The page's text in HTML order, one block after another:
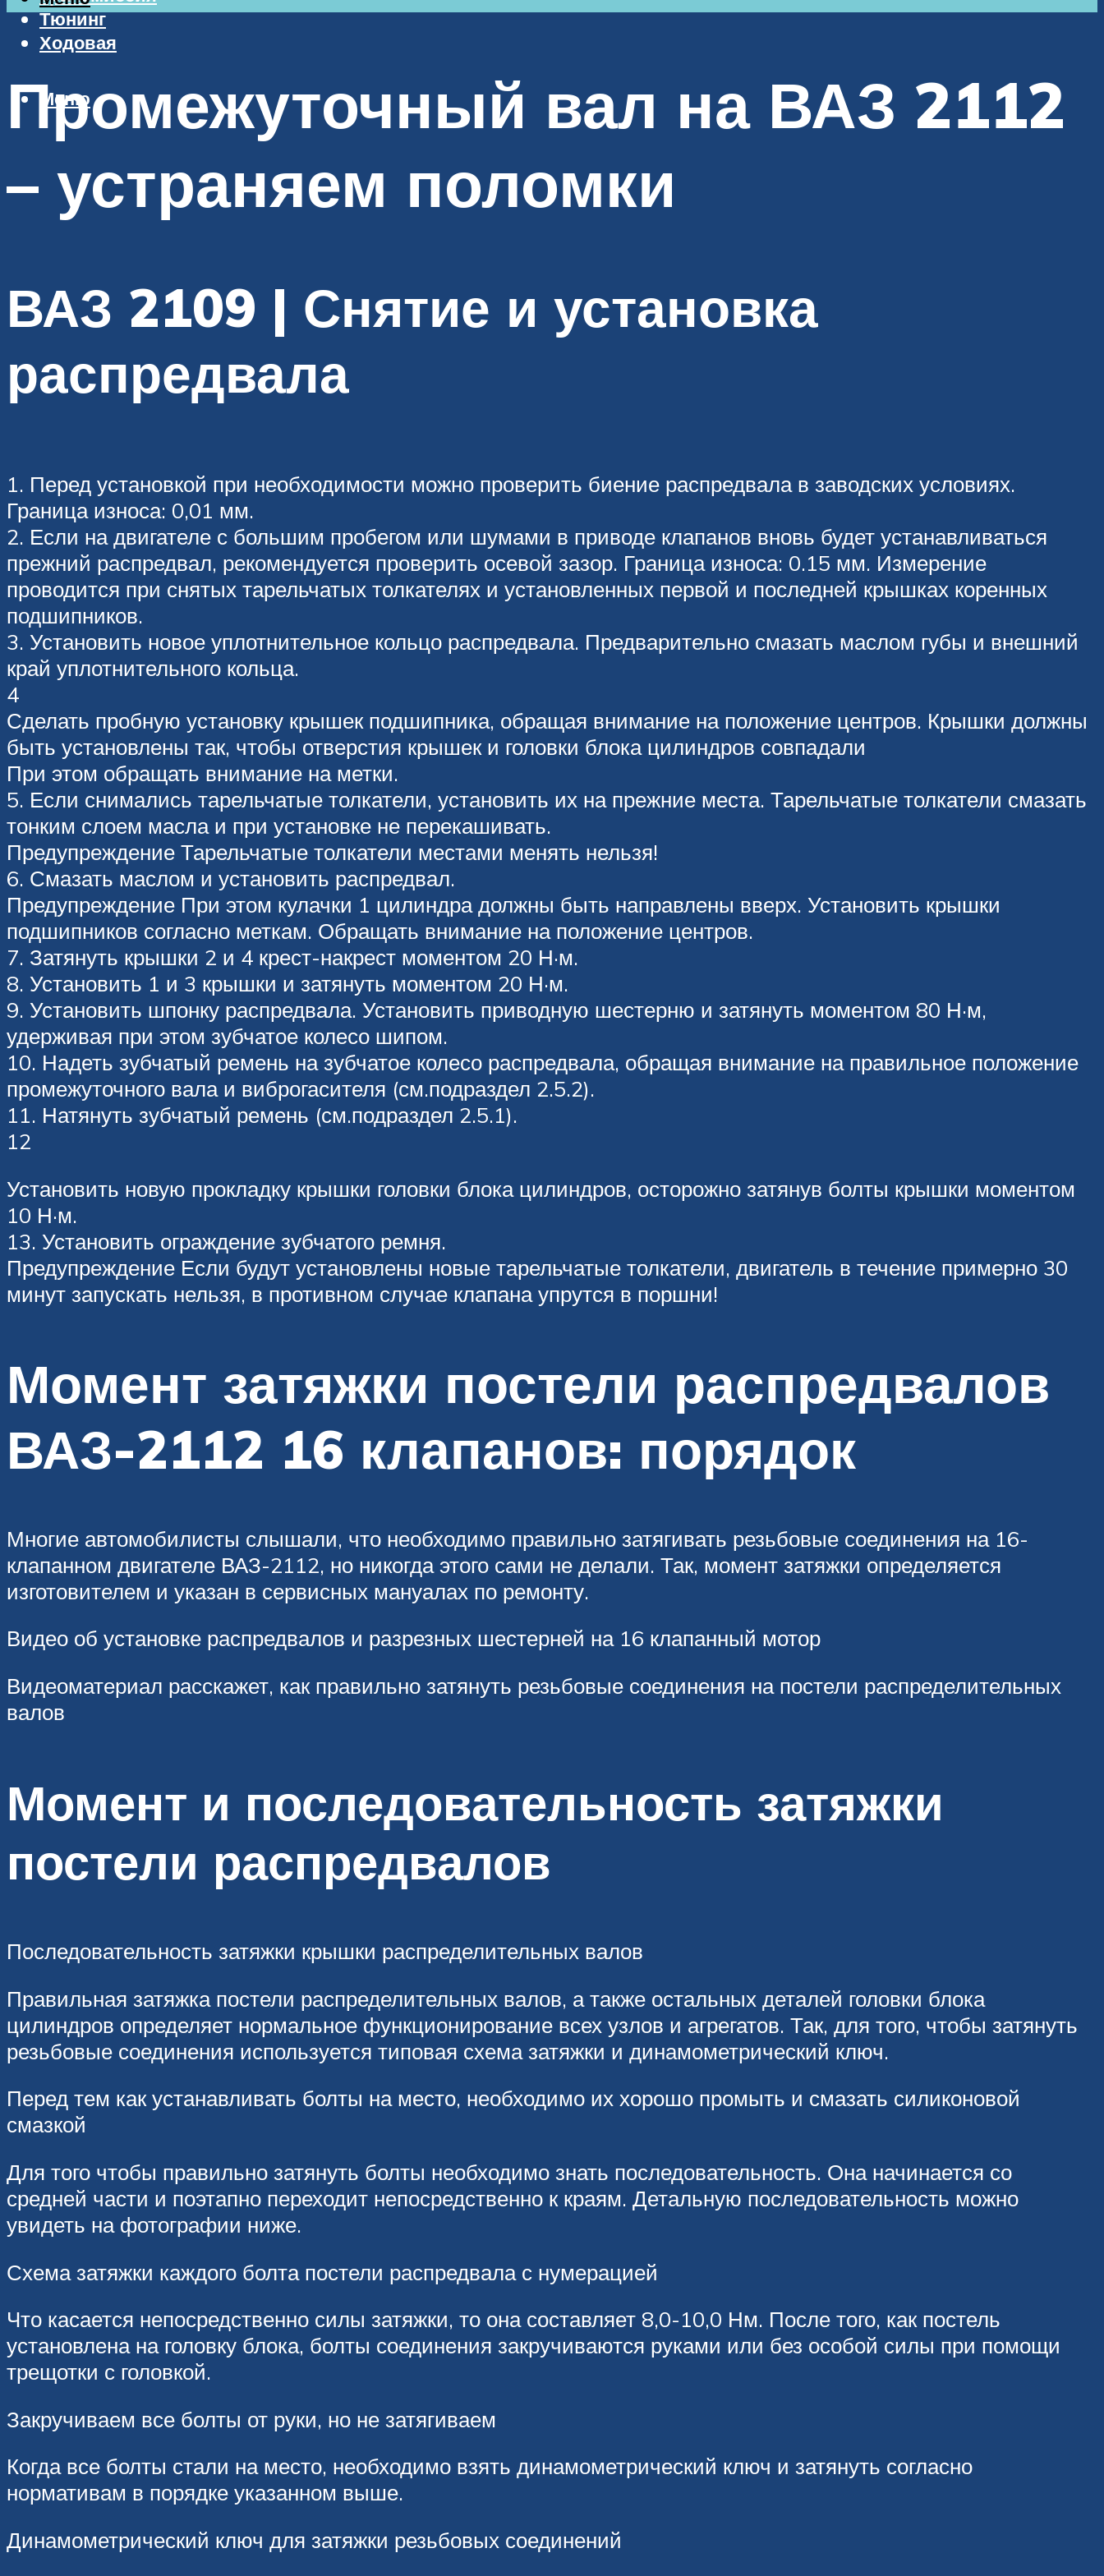
Тюнинг
Ходовая
Меню
Промежуточный вал на ВАЗ 2112
– устраняем поломки
ВАЗ 2109 | Снятие и установка
распредвала
1. Перед установкой при необходимости можно проверить биение распредвала в заводских условиях.
Граница износа: 0,01 мм.
2. Если на двигателе с большим пробегом или шумами в приводе клапанов вновь будет устанавливаться
прежний распредвал, рекомендуется проверить осевой зазор. Граница износа: 0.15 мм. Измерение
проводится при снятых тарельчатых толкателях и установленных первой и последней крышках коренных
подшипников.
3. Установить новое уплотнительное кольцо распредвала. Предварительно смазать маслом губы и внешний
край уплотнительного кольца.
4
Сделать пробную установку крышек подшипника, обращая внимание на положение центров. Крышки должны
быть установлены так, чтобы отверстия крышек и головки блока цилиндров совпадали
При этом обращать внимание на метки.
5. Если снимались тарельчатые толкатели, установить их на прежние места. Тарельчатые толкатели смазать
тонким слоем масла и при установке не перекашивать.
Предупреждение Тарельчатые толкатели местами менять нельзя!
6. Смазать маслом и установить распредвал.
Предупреждение При этом кулачки 1 цилиндра должны быть направлены вверх. Установить крышки
подшипников согласно меткам. Обращать внимание на положение центров.
7. Затянуть крышки 2 и 4 крест-накрест моментом 20 Н·м.
8. Установить 1 и 3 крышки и затянуть моментом 20 Н·м.
9. Установить шпонку распредвала. Установить приводную шестерню и затянуть моментом 80 Н·м,
удерживая при этом зубчатое колесо шипом.
10. Надеть зубчатый ремень на зубчатое колесо распредвала, обращая внимание на правильное положение
промежуточного вала и виброгасителя (см.подраздел 2.5.2).
11. Натянуть зубчатый ремень (см.подраздел 2.5.1).
12
Установить новую прокладку крышки головки блока цилиндров, осторожно затянув болты крышки моментом
10 Н·м.
13. Установить ограждение зубчатого ремня.
Предупреждение Если будут установлены новые тарельчатые толкатели, двигатель в течение примерно 30
минут запускать нельзя, в противном случае клапана упрутся в поршни!
Момент затяжки постели распредвалов
ВАЗ-2112 16 клапанов: порядок
Многие автомобилисты слышали, что необходимо правильно затягивать резьбовые соединения на 16-
клапанном двигателе ВАЗ-2112, но никогда этого сами не делали. Так, момент затяжки определяется
изготовителем и указан в сервисных мануалах по ремонту.
Видео об установке распредвалов и разрезных шестерней на 16 клапанный мотор
Видеоматериал расскажет, как правильно затянуть резьбовые соединения на постели распределительных
валов
Момент и последовательность затяжки
постели распредвалов
Последовательность затяжки крышки распределительных валов
Правильная затяжка постели распределительных валов, а также остальных деталей головки блока
цилиндров определяет нормальное функционирование всех узлов и агрегатов. Так, для того, чтобы затянуть
резьбовые соединения используется типовая схема затяжки и динамометрический ключ.
Перед тем как устанавливать болты на место, необходимо их хорошо промыть и смазать силиконовой
смазкой
Для того чтобы правильно затянуть болты необходимо знать последовательность. Она начинается со
средней части и поэтапно переходит непосредственно к краям. Детальную последовательность можно
увидеть на фотографии ниже.
Схема затяжки каждого болта постели распредвала с нумерацией
Что касается непосредственно силы затяжки, то она составляет 8,0-10,0 Нм. После того, как постель
установлена на головку блока, болты соединения закручиваются руками или без особой силы при помощи
трещотки с головкой.
Закручиваем все болты от руки, но не затягиваем
Когда все болты стали на место, необходимо взять динамометрический ключ и затянуть согласно
нормативам в порядке указанном выше.
Динамометрический ключ для затяжки резьбовых соединений